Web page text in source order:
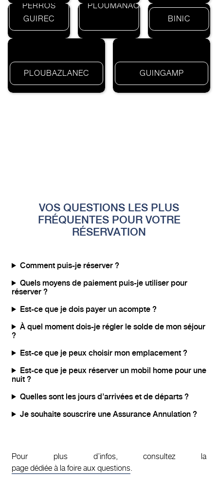
PERROS
GUIREC
PLOUMANAC’H
BINIC
PLOUBAZLANEC GUINGAMP
VOS QUESTIONS LES PLUS
FRÉQUENTES POUR VOTRE
RÉSERVATION
Comment puis-je réserver ?
Quels moyens de paiement puis-je utiliser pour
réserver ?
Est-ce que je dois payer un acompte ?
À quel moment dois-je régler le solde de mon séjour
?
Est-ce que je peux choisir mon emplacement ?
Est-ce que je peux réserver un mobil home pour une
nuit ?
Quelles sont les jours d’arrivées et de départs ?
Je souhaite souscrire une Assurance Annulation ?
Pour plus d’infos, consultez la
page dédiée à la foire aux questions.